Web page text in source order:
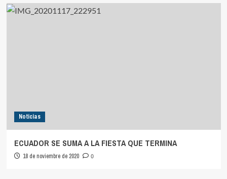
Noticias
ECUADOR SE SUMA A LA FIESTA QUE TERMINA
18 de noviembre de 2020 0